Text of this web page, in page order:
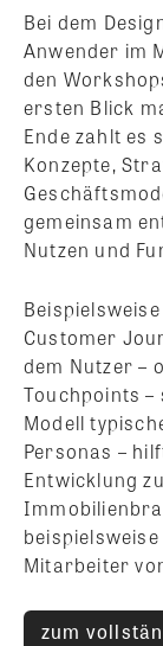
Bei dem
Anwender im
den
ersten Blick
Ende zahlt es
Konzepte,
gemeinsam
Nutzen und
Customer
dem Nutzer –
Touchpoints
Modell
Personas –
Entwicklung
Mitarbeiter
zum